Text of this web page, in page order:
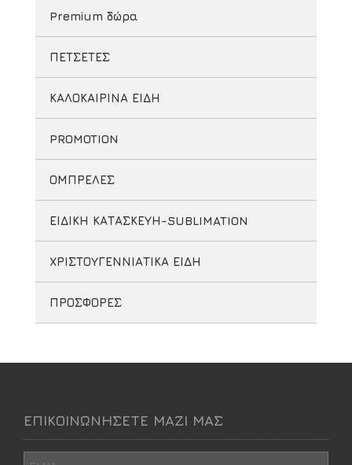
Premium δώρα
ΠΕΤΣΕΤΕΣ
ΚΑΛΟΚΑΙΡΙΝΑ ΕΙΔΗ
PROMOTION
ΟΜΠΡΕΛΕΣ
ΕΙΔΙΚΗ ΚΑΤΑΣΚΕΥΗ-SUBLIMATION
ΧΡΙΣΤΟΥΓΕΝΝΙΑΤΙΚΑ ΕΙΔΗ
ΠΡΟΣΦΟΡΕΣ
ΕΠΙΚΟΙΝΩΝΗΣΕΤΕ ΜΑΖΙ ΜΑΣ